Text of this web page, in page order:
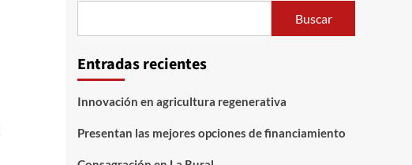
Buscar
Entradas recientes
Innovación en agricultura regenerativa
Presentan las mejores opciones de financiamiento